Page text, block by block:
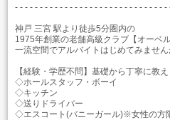
- - - - - - - - - - - - - - - - - - - - - - - - - - - - - - -
神戸 三宮 駅より徒歩5分圏内の
1975年創業の老舗高級クラブ【オーベ
一流空間でアルバイトはじめてみません
【経験・学歴不問】基礎から丁寧に教
◇ホールスタッフ・ボーイ
◇キッチン
◇送りドライバー
◇エスコート(バニーガール)※女性の方